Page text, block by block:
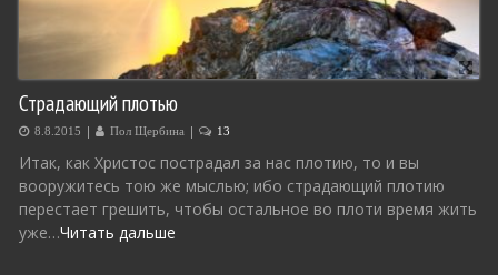
Страдающий плотью
8.8.2015 | Пол Щербина | 13
Итак, как Христос пострадал за нас плотию, то и вы
вооружитесь тою же мыслью; ибо страдающий плотию
перестает грешить, чтобы остальное во плоти время жить
уже…Читать дальше